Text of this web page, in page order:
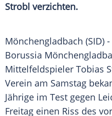
Strobl verzichten.
Mönchengladbach (SID)
Borussia
Mittelfeldspieler Tobias
Verein am Samstag
Jährige im Test gegen
Freitag einen Riss des